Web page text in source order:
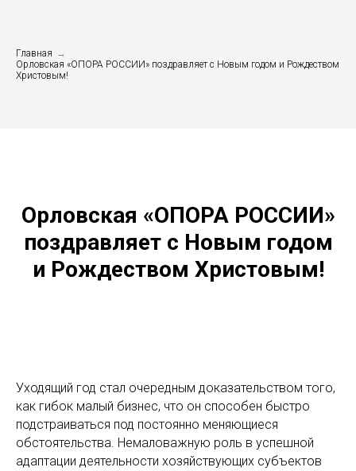
Главная →
Орловская «ОПОРА РОССИИ» поздравляет с Новым годом и Рождеством
Христовым!
Орловская «ОПОРА РОССИИ»
поздравляет с Новым годом
и Рождеством Христовым!
Уходящий год стал очередным доказательством того,
как гибок малый бизнес, что он способен быстро
подстраиваться под постоянно меняющиеся
обстоятельства. Немаловажную роль в успешной
адаптации деятельности хозяйствующих субъектов